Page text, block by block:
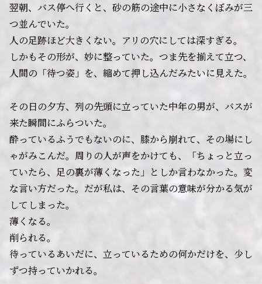
翌朝、バス停へ行くと、砂の筋の途中に小さなくぼみが三
つ並んでいた。
人の足跡ほど大きくない。アリの穴にしては深すぎる。
しかもその形が、妙に整っていた。つま先を揃えて立つ、
人間の「待つ姿」を、縮めて押し込んだみたいに見えた。
その日の夕方、列の先頭に立っていた中年の男が、バスが
来た瞬間にふらついた。
酔っているふうでもないのに、膝から崩れて、その場にし
ゃがみこんだ。周りの人が声をかけても、「ちょっと立っ
ていたら、足の裏が薄くなった」としか言わなかった。変
な言い方だった。だが私は、その言葉の意味が分かる気が
してしまった。
薄くなる。
削られる。
待っているあいだに、立っているための何かだけを、少し
ずつ持っていかれる。